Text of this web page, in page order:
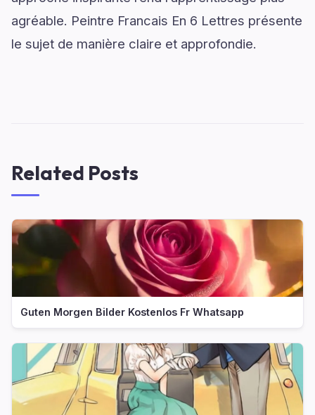
agréable. Peintre Francais En 6 Lettres présente
le sujet de manière claire et approfondie.
Related Posts
Guten Morgen Bilder Kostenlos Fr Whatsapp